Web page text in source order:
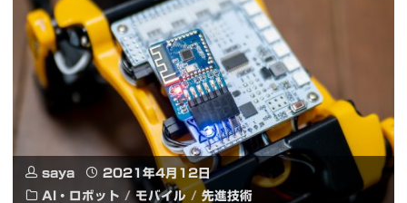
ア
ン
エ
ン
式
に
Mac
saya
2021年4月12日
AI・ロボット / モバイル / 先進技術